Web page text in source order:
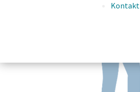
Kontakt